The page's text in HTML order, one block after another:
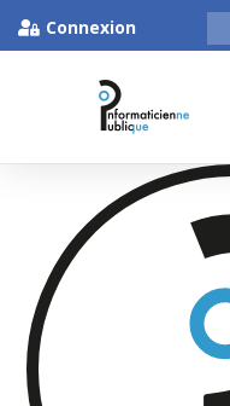
Connexion